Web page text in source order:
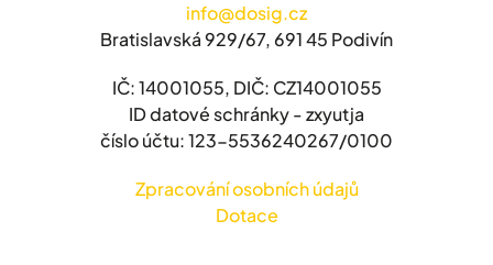
info@dosig.cz
Bratislavská 929/67, 691 45 Podivín
IČ: 14001055, DIČ: CZ14001055
ID datové schránky - zxyutja
číslo účtu: 123-5536240267/0100
Zpracování osobních údajů
Dotace